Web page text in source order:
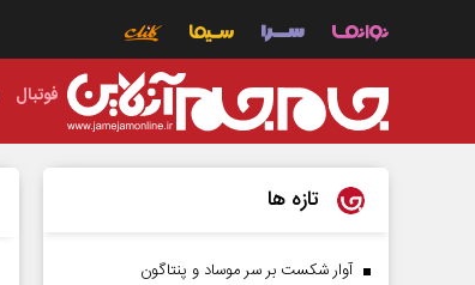
فوتبال
تازه ها
آوار شکست بر سر موساد و پنتاگون